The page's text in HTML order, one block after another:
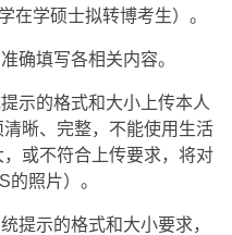
在学硕士拟转博考生）。
确填写各相关内容。
示的格式和大小上传本人
晰、完整，不能使用生活
或不符合上传要求，将对
照片）。
提示的格式和大小要求，